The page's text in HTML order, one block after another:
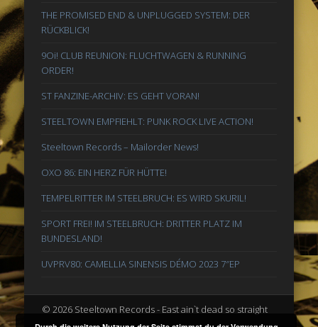
THE PROMISED END & UNPLUGGED SYSTEM: DER
RÜCKBLICK!
9Oi! CLUB REUNION: FLUCHTWAGEN & RUNNING
ORDER!
ST FANZINE-ARCHIV: ES GEHT VORAN!
STEELTOWN EMPFIEHLT: PUNK ROCK LIVE ACTION!
Steeltown Records – Mailorder News!
OXO 86: EIN HERZ FÜR HÜTTE!
TEMPELRITTER IM STEELBRUCH: ES WIRD SKURIL!
SPORT FREI! IM STEELBRUCH: DRITTER PLATZ IM
BUNDESLAND!
UVPRV80: CAMELLIA SINENSIS DÉMO 2023 7″EP
© 2026 Steeltown Records - East ain`t dead so straight